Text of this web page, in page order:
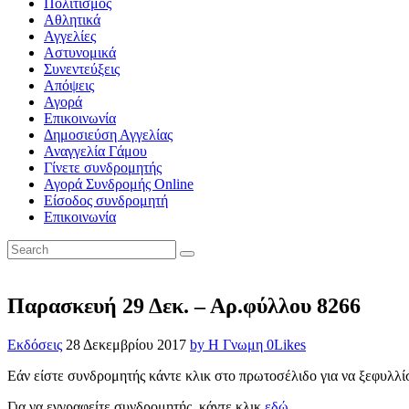
Αθλητικά
Αγγελίες
Αστυνομικά
Συνεντεύξεις
Απόψεις
Αγορά
Επικοινωνία
Δημοσιεύση Αγγελίας
Αναγγελία Γάμου
Γίνετε συνδρομητής
Αγορά Συνδρομής Online
Είσοδος συνδρομητή
Επικοινωνία
Παρασκευή 29 Δεκ. – Αρ.φύλλου 8266
Εκδόσεις 28 Δεκεμβρίου 2017 by Η Γνωμη 0Likes
Εάν είστε συνδρομητής κάντε κλικ στο πρωτοσέλιδο για να